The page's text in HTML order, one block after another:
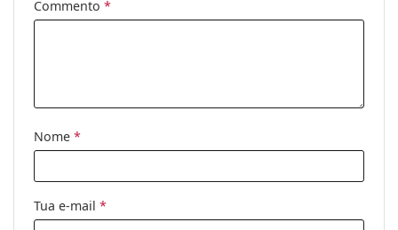
Altre lenti a contatto
istruzioni prima dell'uso.
Commento *
Nome *
Tua e-mail *